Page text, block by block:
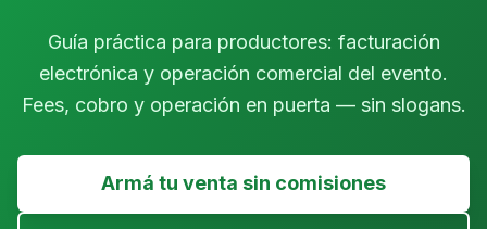
Guía práctica para productores: facturación
electrónica y operación comercial del evento.
Fees, cobro y operación en puerta — sin slogans.
Armá tu venta sin comisiones